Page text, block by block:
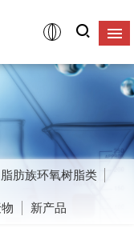
脂肪族环氧树脂类
新产品